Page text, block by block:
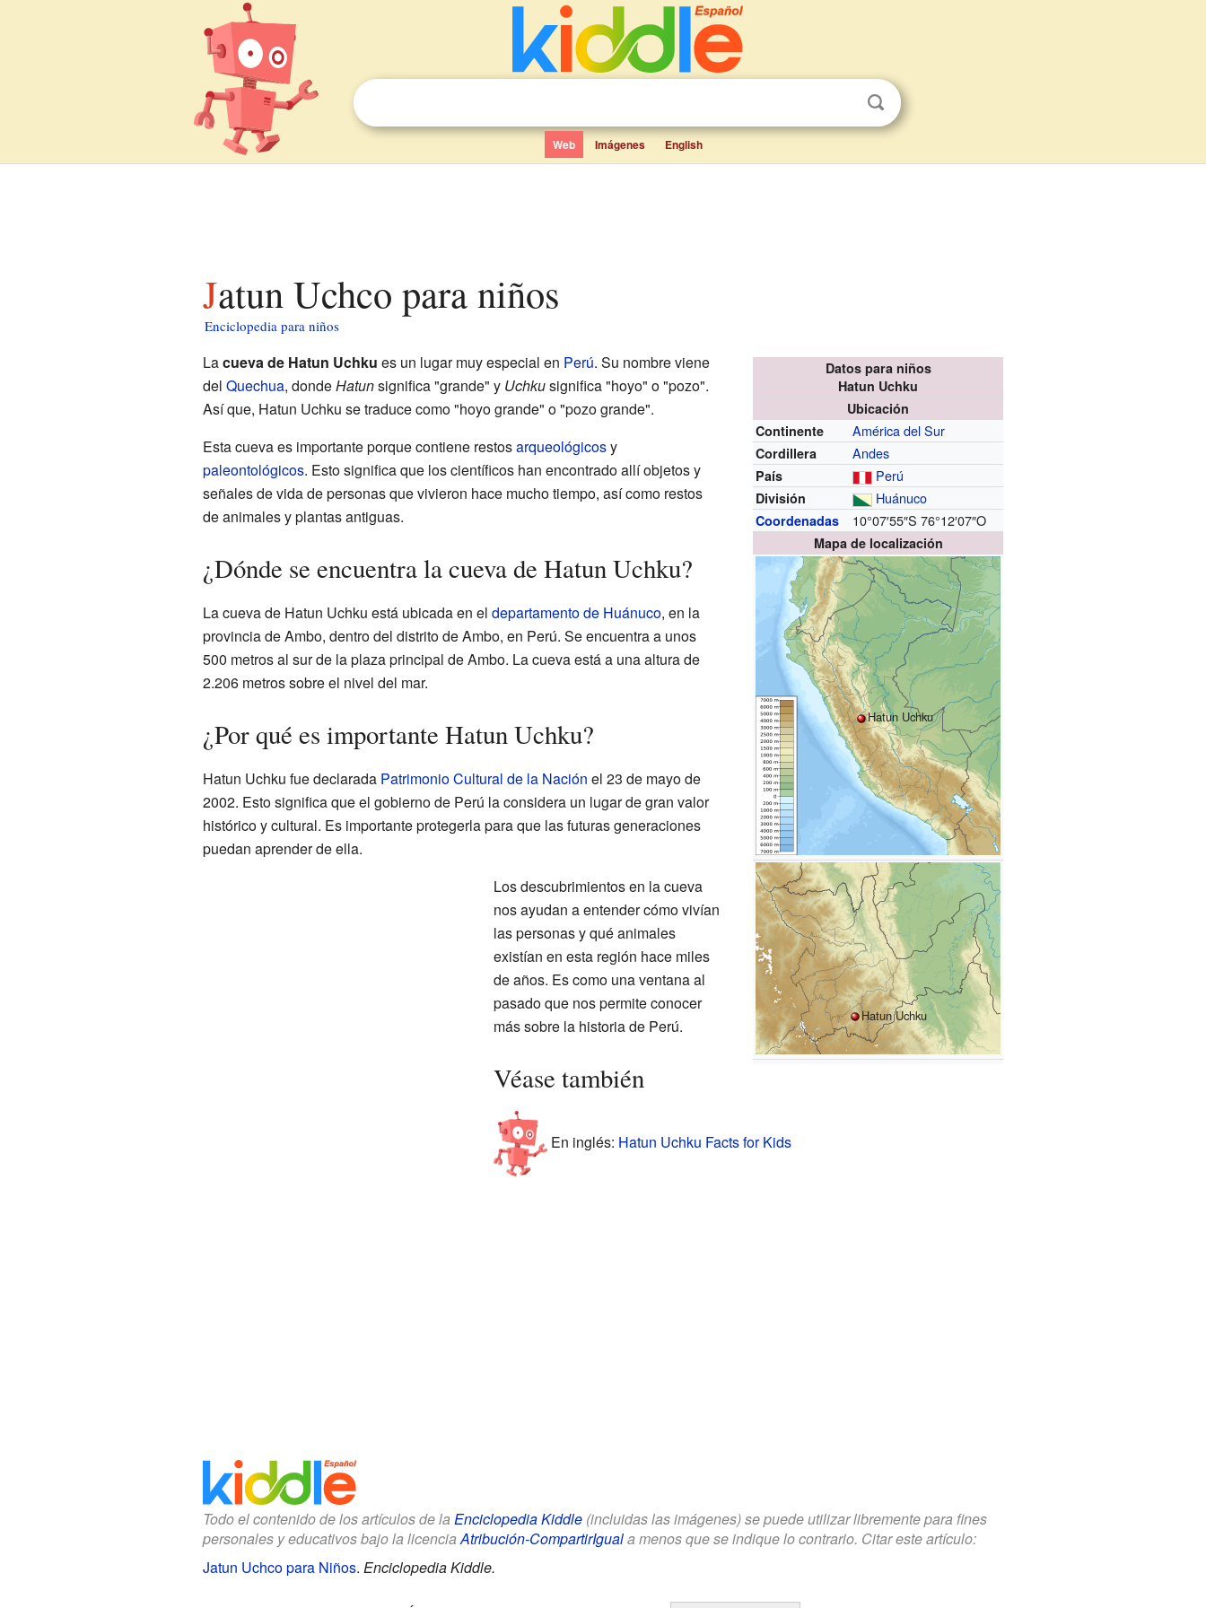
Web Imágenes English
Jatun Uchco para niños
Enciclopedia para niños
Datos para niños
Hatun Uchku
Ubicación
Continente
América del Sur
Cordillera Andes
País Perú
División Huánuco
Coordenadas 10°07′55″S 76°12′07″O
Mapa de localización
Hatun Uchku
Hatun Uchku
Lacueva de Hatun Uchku es un lugar muy especial en Perú. Su nombre viene
del Quechua, dondeHatunsignifica "grande" y Uchkusignifica "hoyo" o "pozo".
Así que, Hatun Uchku se traduce como "hoyo grande" o "pozo grande".
Esta cueva es importante porque contiene restosarqueológicosy
paleontológicos. Esto significa que los científicos han encontrado allí objetos y
señales de vida de personas que vivieron hace mucho tiempo, así como restos
de animales y plantas antiguas.
¿Dónde se encuentra la cueva de Hatun Uchku?
La cueva de Hatun Uchku está ubicada en el departamento de Huánuco, en la
provincia de Ambo, dentro del distrito de Ambo, en Perú. Se encuentra a unos
500 metros al sur de la plaza principal de Ambo. La cueva está a una altura de
2.206 metros sobre el nivel del mar.
¿Por qué es importante Hatun Uchku?
Hatun Uchku fue declarada Patrimonio Cultural de la Nación el 23 de mayo de
2002. Esto significa que el gobierno de Perú la considera un lugar de gran valor
histórico y cultural. Es importante protegerla para que las futuras generaciones
puedan aprender de ella.
Los descubrimientos en la cueva
nos ayudan a entender cómo vivían
las personas y qué animales
existían en esta región hace miles
de años. Es como una ventana al
pasado que nos permite conocer
más sobre la historia de Perú.
Véase también
En inglés: Hatun Uchku Facts for Kids
Todo el contenido de los artículos de la Enciclopedia Kiddle(incluidas las imágenes) se puede utilizar libremente para fines
personales y educativos bajo la licenciaAtribución-CompartirIguala menos que se indique lo contrario. Citar este artículo:
Jatun Uchco para Niños. Enciclopedia Kiddle.